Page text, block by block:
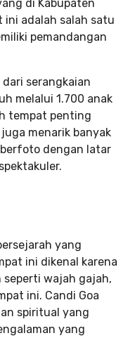
di Kabupaten
ini adalah salah satu
pemandangan
serangkaian
melalui 1.700 anak
tempat penting
menarik banyak
dengan latar
yang
ini dikenal karena
wajah gajah,
ini. Candi Goa
spiritual yang
yang